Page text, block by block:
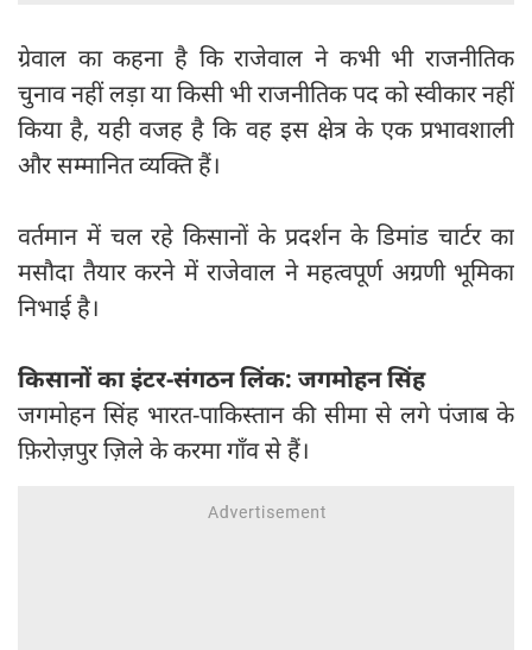
ग्रेवाल का कहना है कि राजेवाल ने कभी भी राजनीतिक
चुनाव नहीं लड़ा या किसी भी राजनीतिक पद को स्वीकार नहीं
किया है, यही वजह है कि वह इस क्षेत्र के एक प्रभावशाली
और सम्मानित व्यक्ति हैं।
वर्तमान में चल रहे किसानों के प्रदर्शन के डिमांड चार्टर का
मसौदा तैयार करने में राजेवाल ने महत्वपूर्ण अग्रणी भूमिका
निभाई है।
किसानों का इंटर-संगठन लिंक: जगमोहन सिंह
जगमोहन सिंह भारत-पाकिस्तान की सीमा से लगे पंजाब के
फ़िरोज़पुर ज़िले के करमा गाँव से हैं।